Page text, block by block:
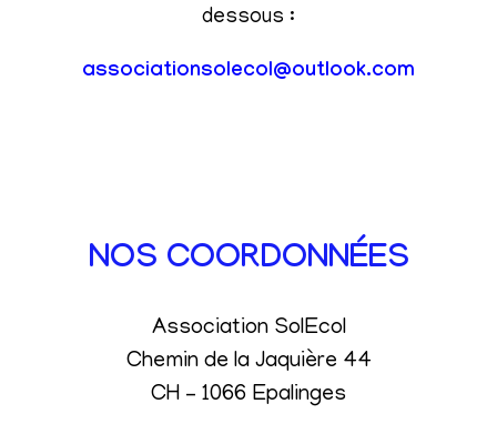
dessous :
associationsolecol@outlook.com
NOS COORDONNÉES
Association SolEcol
Chemin de la Jaquière 44
CH – 1066 Epalinges